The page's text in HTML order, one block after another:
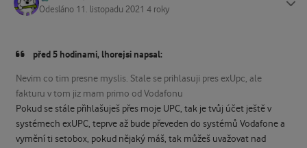
Odesláno 11. listopadu 2021 4 roky
před 5 hodinami, lhorejsi napsal:
Nevim co tim presne myslis. Stale se prihlasuji pres exUpc, ale
fakturu v tom jiz mam primo od Vodafonu
Pokud se stále přihlašuješ přes moje UPC, tak je tvůj účet ještě v
systémech exUPC, teprve až bude převeden do systémů Vodafone a
vymění ti setobox, pokud nějaký máš, tak můžeš uvažovat nad